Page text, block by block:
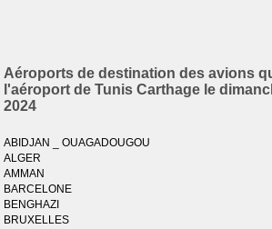
Aéroports de destination des avions
l'aéroport de Tunis Carthage le
2024
ABIDJAN _ OUAGADOUGOU
ALGER
AMMAN
BARCELONE
BENGHAZI
BRUXELLES